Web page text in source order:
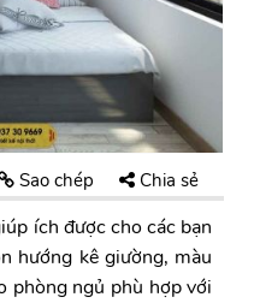
Sao chép Chia sẻ
ích được cho các bạn
hướng kê giường, màu
phòng ngủ phù hợp với